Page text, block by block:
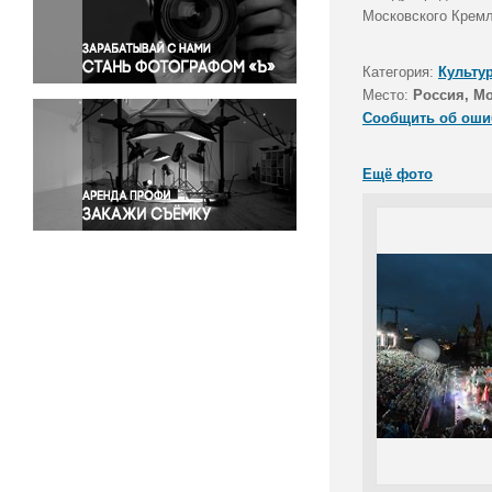
Правосудие
Происшествия и конфликты
Религия
Светская жизнь
Спорт
Экология
Экономика и бизнес
Московского
Категория:
Место: Россия,
Сообщить об
Ещё фото